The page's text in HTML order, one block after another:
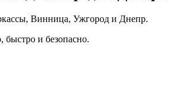
Винница, Ужгород и Днепр.
быстро и безопасно.